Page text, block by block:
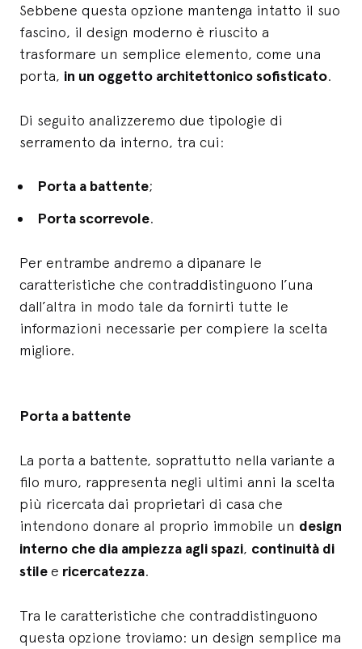
Sebbene questa opzione mantenga intatto il suo
fascino, il design moderno è riuscito a
trasformare un semplice elemento, come una
porta, in un oggetto architettonico sofisticato.
Di seguito analizzeremo due tipologie di
serramento da interno, tra cui:
Porta a battente;
Porta scorrevole.
Per entrambe andremo a dipanare le
caratteristiche che contraddistinguono l’una
dall’altra in modo tale da fornirti tutte le
informazioni necessarie per compiere la scelta
migliore.
Porta a battente
La porta a battente, soprattutto nella variante a
filo muro, rappresenta negli ultimi anni la scelta
più ricercata dai proprietari di casa che
intendono donare al proprio immobile un design
interno che dia ampiezza agli spazi, continuità di
stilee ricercatezza.
Tra le caratteristiche che contraddistinguono
questa opzione troviamo: un design semplice ma